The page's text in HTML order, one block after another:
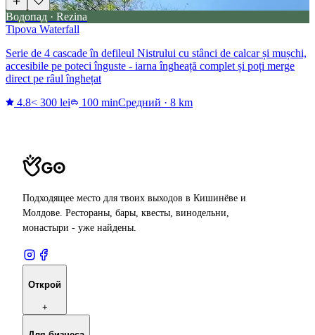
Водопад · Rezina
Tipova Waterfall
Serie de 4 cascade în defileul Nistrului cu stânci de calcar și mușchi,
accesibile pe poteci înguste - iarna îngheață complet și poți merge
direct pe râul înghețat
4.8< 300 lei 100 minСредний · 8 km
Подходящее место для твоих выходов в Кишинёве и
Молдове. Рестораны, бары, квесты, винодельни,
монастыри - уже найдены.
Открой
+